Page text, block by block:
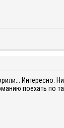
Интересно.
поехать по